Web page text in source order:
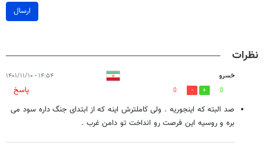
ارسال
نظرات
خسرو ۱۴:۵۴ - ۱۴۰۱/۱۱/۱۰
0
0
پاسخ
صد البته که اینجوریه . ولی کاملترش اینه که از ابتدای جنگ داره سود می
بره و روسیه این فرصت رو انداخت تو دامن غرب .